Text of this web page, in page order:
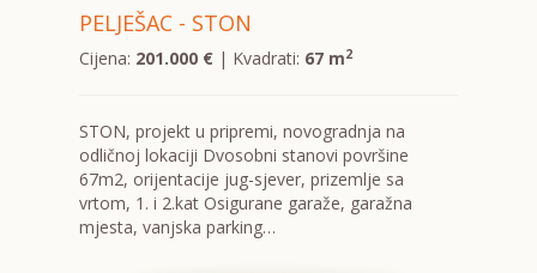
PELJEŠAC - STON
Cijena: 201.000 €| Kvadrati: 67 m2
STON, projekt u pripremi, novogradnja na
odličnoj lokaciji Dvosobni stanovi površine
67m2, orijentacije jug-sjever, prizemlje sa
vrtom, 1. i 2.kat Osigurane garaže, garažna
mjesta, vanjska parking…